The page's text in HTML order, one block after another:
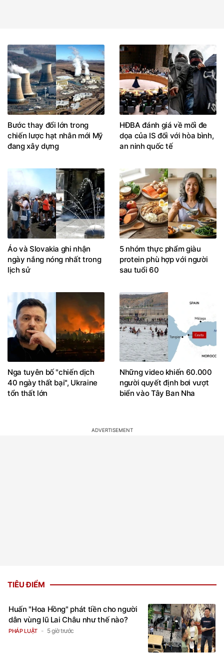
Bước thay đổi lớn trong
chiến lược hạt nhân mới Mỹ
đang xây dựng
HĐBA đánh giá về mối đe
dọa của IS đối với hòa bình,
an ninh quốc tế
Áo và Slovakia ghi nhận
ngày nắng nóng nhất trong
lịch sử
5 nhóm thực phẩm giàu
protein phù hợp với người
sau tuổi 60
Nga tuyên bố "chiến dịch
40 ngày thất bại", Ukraine
tổn thất lớn
Những video khiến 60.000
người quyết định bơi vượt
biển vào Tây Ban Nha
TIÊU ĐIỂM
Huấn "Hoa Hồng" phát tiền cho người
dân vùng lũ Lai Châu như thế nào?
PHÁP LUẬT 5 giờ trước